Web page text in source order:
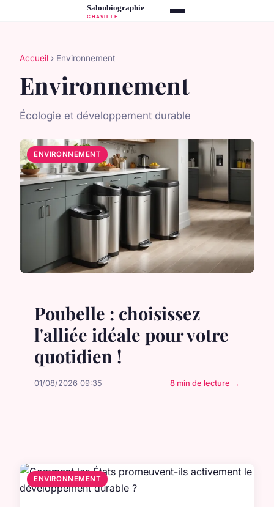
Accueil › Environnement
Environnement
Écologie et développement durable
ENVIRONNEMENT
Poubelle : choisissez
l'alliée idéale pour votre
quotidien !
01/08/2026 09:35 8 min de lecture →
ENVIRONNEMENT